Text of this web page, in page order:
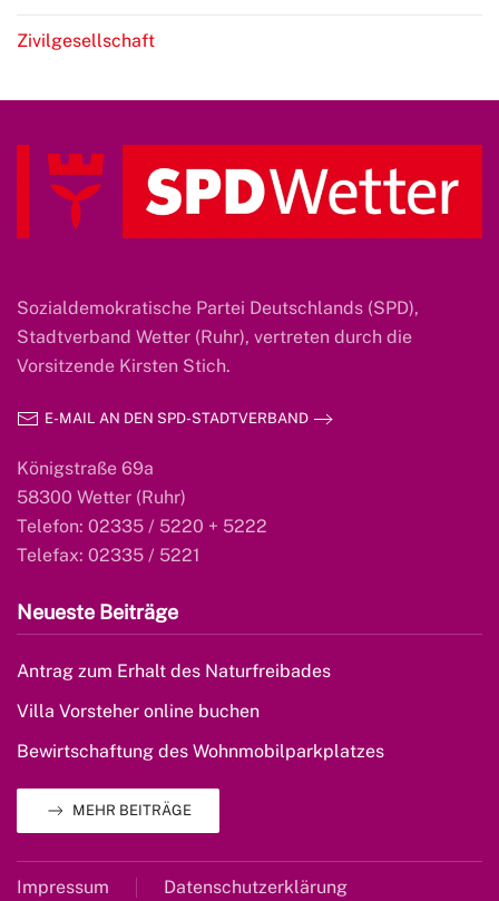
Zivilgesellschaft
Sozialdemokratische Partei Deutschlands (SPD),
Stadtverband Wetter (Ruhr), vertreten durch die
Vorsitzende Kirsten Stich.
E-MAIL AN DEN SPD-STADTVERBAND
Königstraße 69a
58300 Wetter (Ruhr)
Telefon: 02335 / 5220 + 5222
Telefax: 02335 / 5221
Neueste Beiträge
Antrag zum Erhalt des Naturfreibades
Villa Vorsteher online buchen
Bewirtschaftung des Wohnmobilparkplatzes
MEHR BEITRÄGE
Impressum Datenschutzerklärung